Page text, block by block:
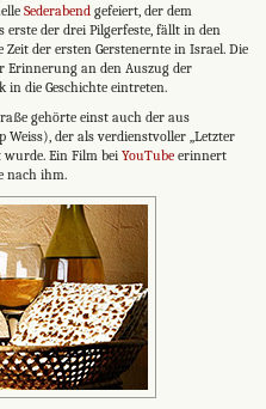
Sederabend gefeiert, der dem
erste der drei Pilgerfeste, fällt in den
Zeit der ersten Gerstenernte in Israel. Die
Erinnerung an den Auszug der
in die Geschichte eintreten.
gehörte einst auch der aus
Weiss), der als verdienstvoller „Letzter
wurde. Ein Film bei YouTube erinnert
nach ihm.